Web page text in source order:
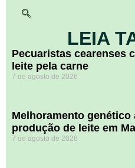
LEIA
Pecuaristas cearenses
leite pela carne
7 de agosto de 2026
Melhoramento genético
produção de leite em
7 de agosto de 2026